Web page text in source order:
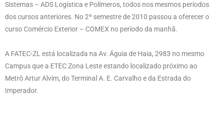
Sistemas – ADS Logística e Polímeros, todos nos mesmos períodos
dos cursos anteriores. No 2º semestre de 2010 passou a oferecer o
curso Comércio Exterior – COMEX no período da manhã.
A FATEC-ZL está localizada na Av. Águia de Haia, 2983 no mesmo
Campus que a ETEC Zona Leste estando localizado próximo ao
Metrô Artur Alvim, do Terminal A. E. Carvalho e da Estrada do
Imperador.